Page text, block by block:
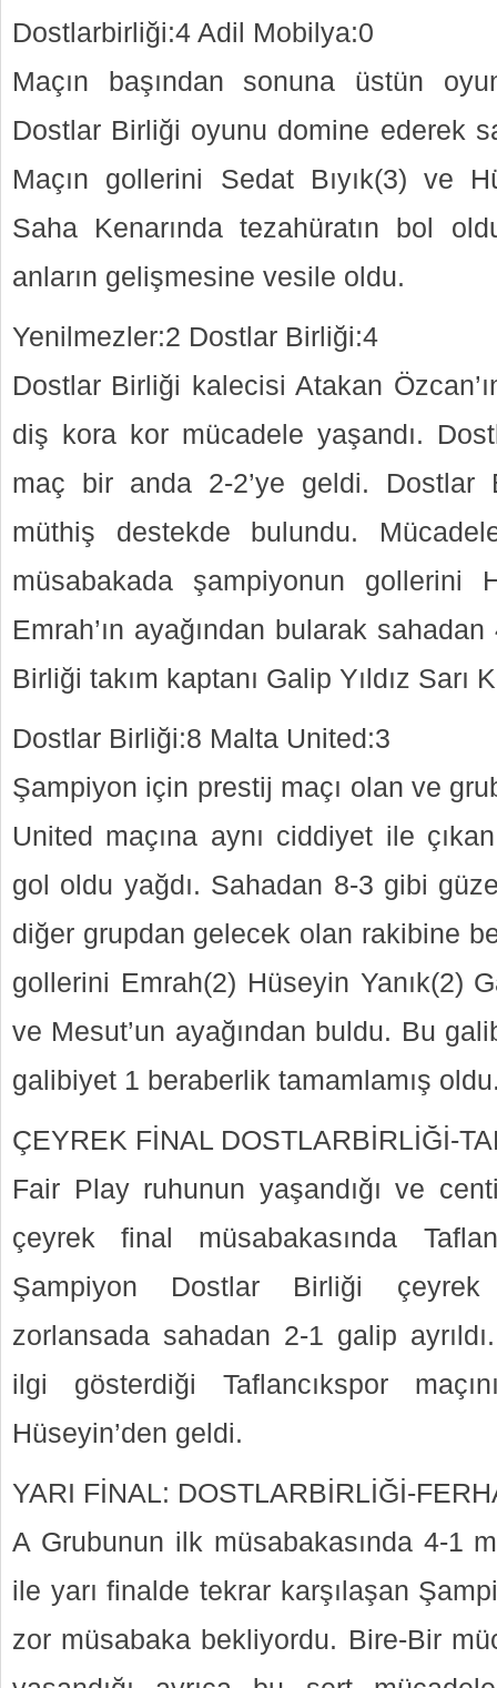
Dostlarbirliği:4 Adil Mobilya:0
Maçın başından sonuna üstün
Dostlar Birliği oyunu domine ederek
Maçın gollerini Sedat Bıyık(3) ve
Saha Kenarında tezahüratın bol
anların gelişmesine vesile oldu.
Yenilmezler:2 Dostlar Birliği:4
Dostlar Birliği kalecisi Atakan
diş kora kor mücadele yaşandı.
maç bir anda 2-2’ye geldi. Dostlar
müthiş destekde bulundu.
müsabakada şampiyonun gollerini
Emrah’ın ayağından bularak
Birliği takım kaptanı Galip Yıldız Sarı
Dostlar Birliği:8 Malta United:3
Şampiyon için prestij maçı olan ve
United maçına aynı ciddiyet ile
gol oldu yağdı. Sahadan 8-3 gibi
diğer grupdan gelecek olan rakibine
gollerini Emrah(2) Hüseyin Yanık(2)
ve Mesut’un ayağından buldu. Bu
galibiyet 1 beraberlik tamamlamış
ÇEYREK FİNAL DOSTLARBİRLİĞİ-
Fair Play ruhunun yaşandığı ve
çeyrek final müsabakasında
Şampiyon Dostlar Birliği çeyrek
zorlansada sahadan 2-1 galip
ilgi gösterdiği Taflancıkspor
Hüseyin’den geldi.
YARI FİNAL: DOSTLARBİRLİĞİ-
A Grubunun ilk müsabakasında 4-1
ile yarı finalde tekrar karşılaşan
zor müsabaka bekliyordu. Bire-Bir